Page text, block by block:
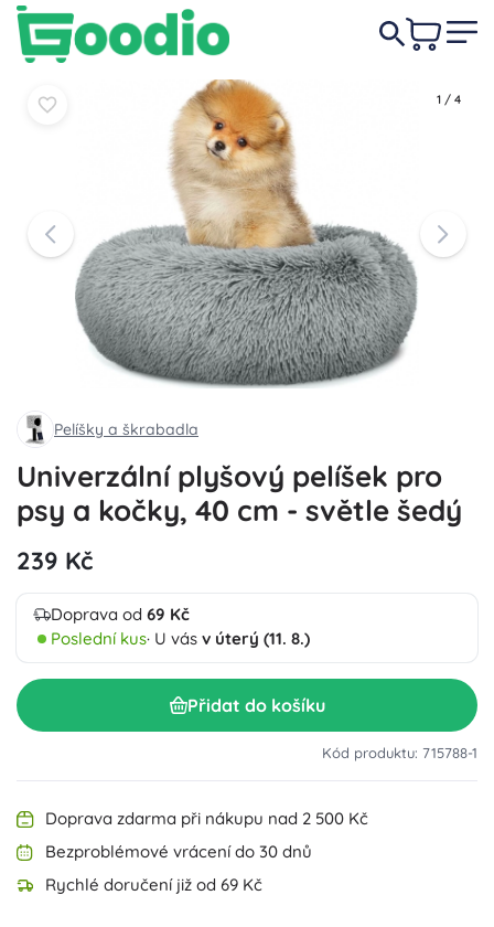
1 / 4
Pelíšky a škrabadla
Univerzální plyšový pelíšek pro
psy a kočky, 40 cm - světle šedý
239 Kč
Doprava od 69 Kč
Poslední kus· U vás v úterý (11. 8.)
Přidat do košíku
Kód produktu: 715788-1
Doprava zdarma při nákupu nad 2 500 Kč
Bezproblémové vrácení do 30 dnů
Rychlé doručení již od 69 Kč
239 Kč Do košíku